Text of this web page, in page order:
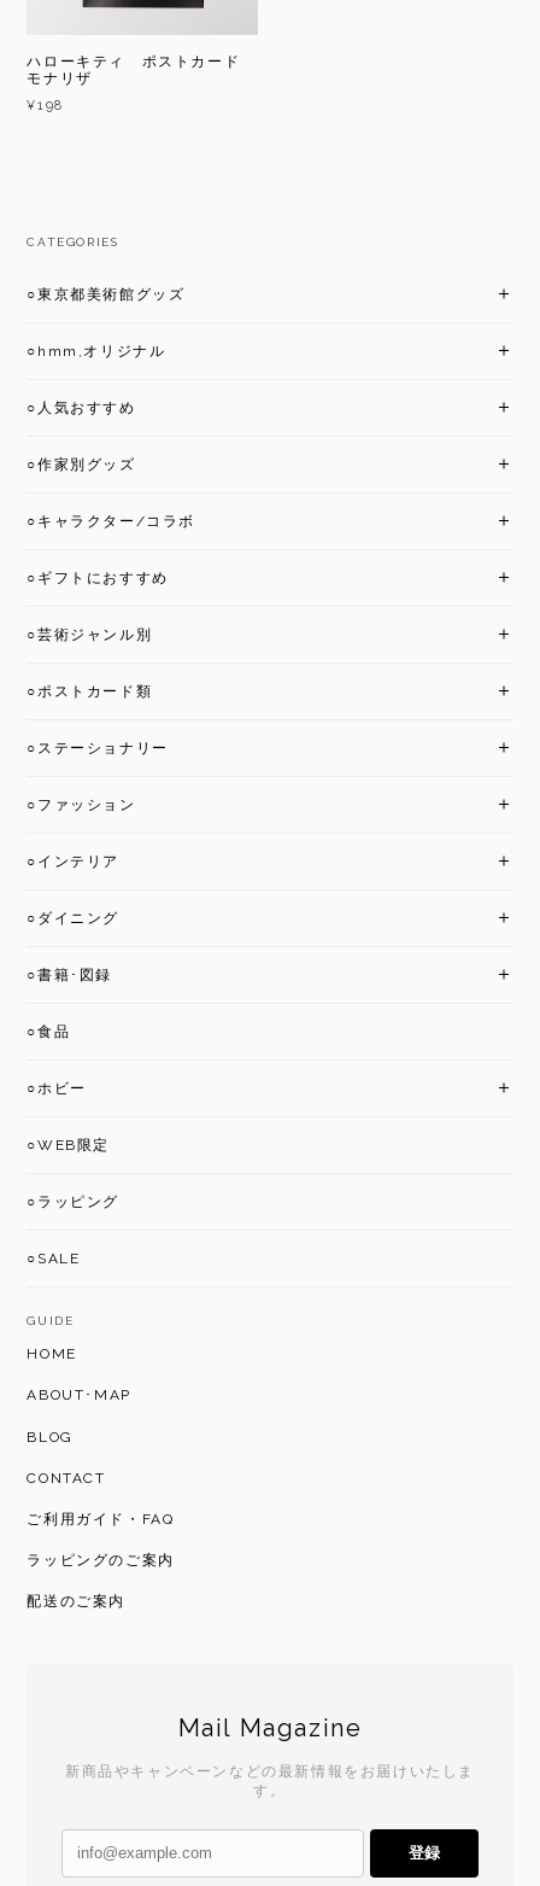
ハローキティ ポストカード
モナリザ
¥198
CATEGORIES
○東京都美術館グッズ
○hmm,オリジナル
○人気おすすめ
○作家別グッズ
○キャラクター/コラボ
○ギフトにおすすめ
○芸術ジャンル別
○ポストカード類
○ステーショナリー
○ファッション
○インテリア
○ダイニング
○書籍･図録
○食品
○ホビー
○WEB限定
○ラッピング
○SALE
GUIDE
HOME
ABOUT･MAP
BLOG
CONTACT
ご利用ガイド・FAQ
ラッピングのご案内
配送のご案内
Mail Magazine
新商品やキャンペーンなどの最新情報をお届けいたしま
す。
登録